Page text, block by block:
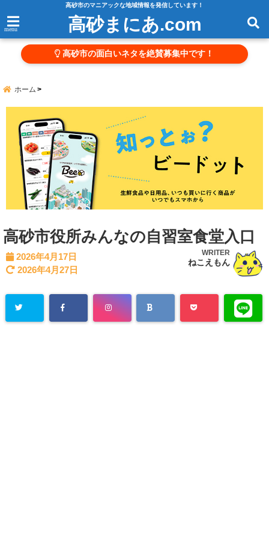
高砂市のマニアックな地域情報を発信しています！
menu 高砂まにあ.com
高砂市の面白いネタを絶賛募集中です！
ホーム
高砂市役所みんなの自習室食堂入口
2026年4月17日
2026年4月27日
WRITER
ねこえもん